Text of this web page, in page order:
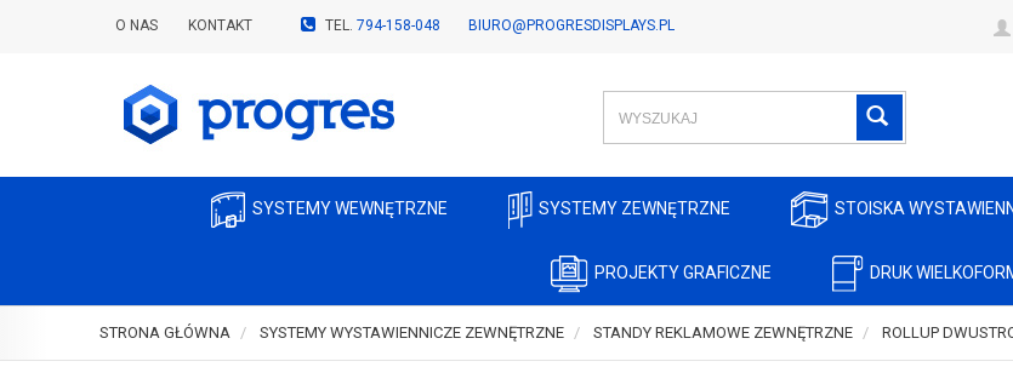
O NAS KONTAKT TEL. 794-158-048 BIURO@PROGRESDISPLAYS.PL
SYSTEMY WEWNĘTRZNE SYSTEMY ZEWNĘTRZNE STOISKA
PROJEKTY GRAFICZNE DRUK
STRONA GŁÓWNA SYSTEMY WYSTAWIENNICZE ZEWNĘTRZNE STANDY REKLAMOWE ZEWNĘTRZNE ROLLUP